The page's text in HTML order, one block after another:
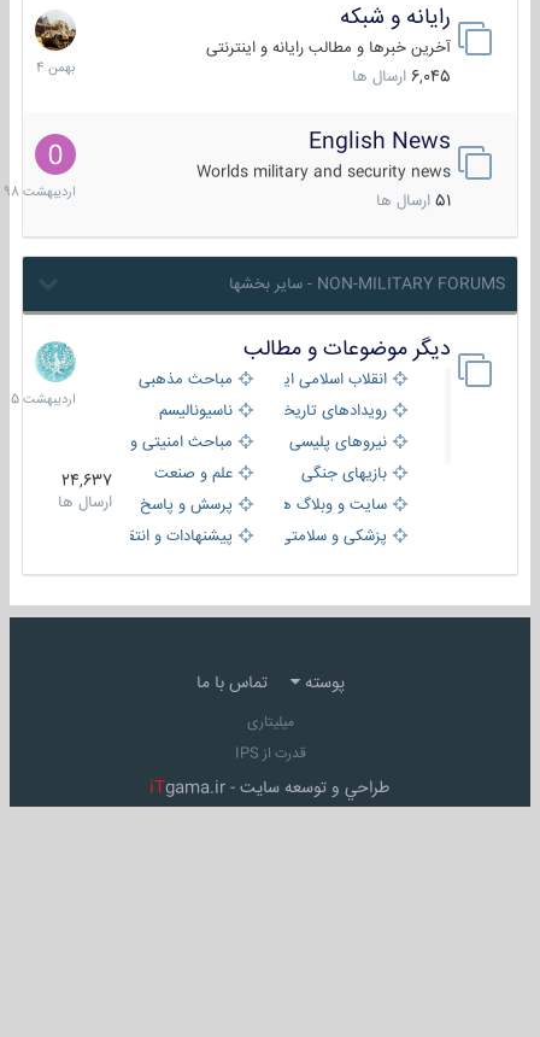
رایانه و شبکه
آخرین خبرها و مطالب رایانه و اینترنتی
6,045 ارسال ها
30
بهمن
1404
English News
Worlds military and security news
51 ارسال ها
10
1398
NON-MILITARY FORUMS - سایر بخشها
دیگر موضوعات و مطالب
انقلاب اسلامی ایران
مباحث مذهبی
رویدادهای تاریخی و مذهبیناسیونالیسم
نیروهای پلیسی
مباحث امنیتی و اطلاعاتی
بازیهای جنگی
علم و صنعت
سایت و وبلاگ ها
پرسش و پاسخ
پزشکی و سلامتی
پیشنهادات و انتقادات
24,637
ارسال ها
8
1405
پوسته تماس با ما
میلیتاری
قدرت از IPS
طراحي و توسعه سايت - iTgama.ir